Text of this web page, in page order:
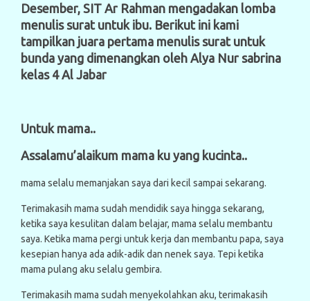
Desember, SIT Ar Rahman mengadakan lomba
menulis surat untuk ibu. Berikut ini kami
tampilkan juara pertama menulis surat untuk
bunda yang dimenangkan oleh Alya Nur sabrina
kelas 4 Al Jabar
Untuk mama..
Assalamu’alaikum mama ku yang kucinta..
mama selalu memanjakan saya dari kecil sampai sekarang.
Terimakasih mama sudah mendidik saya hingga sekarang,
ketika saya kesulitan dalam belajar, mama selalu membantu
saya. Ketika mama pergi untuk kerja dan membantu papa, saya
kesepian hanya ada adik-adik dan nenek saya. Tepi ketika
mama pulang aku selalu gembira.
Terimakasih mama sudah menyekolahkan aku, terimakasih